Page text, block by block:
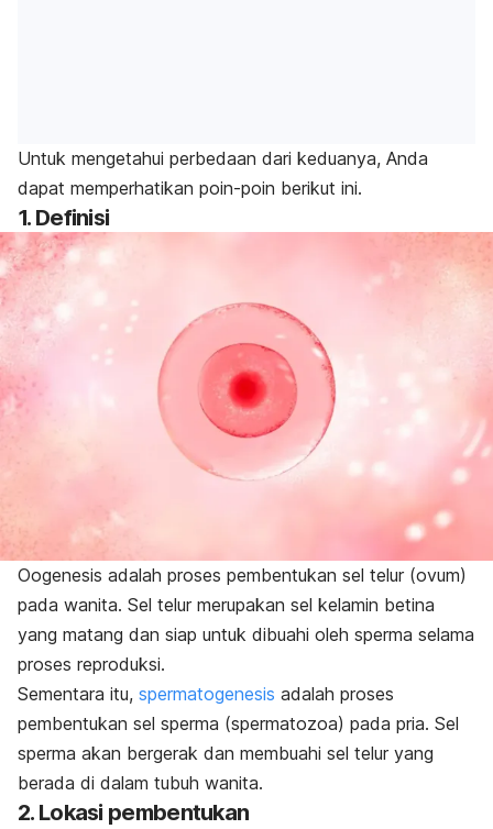
Untuk mengetahui perbedaan dari keduanya, Anda
dapat memperhatikan poin-poin berikut ini.
1. Definisi
Oogenesis adalah proses pembentukan sel telur (ovum)
pada wanita. Sel telur merupakan sel kelamin betina
yang matang dan siap untuk dibuahi oleh sperma selama
proses reproduksi.
Sementara itu, spermatogenesis adalah proses
pembentukan sel sperma (spermatozoa) pada pria. Sel
sperma akan bergerak dan membuahi sel telur yang
berada di dalam tubuh wanita.
2. Lokasi pembentukan